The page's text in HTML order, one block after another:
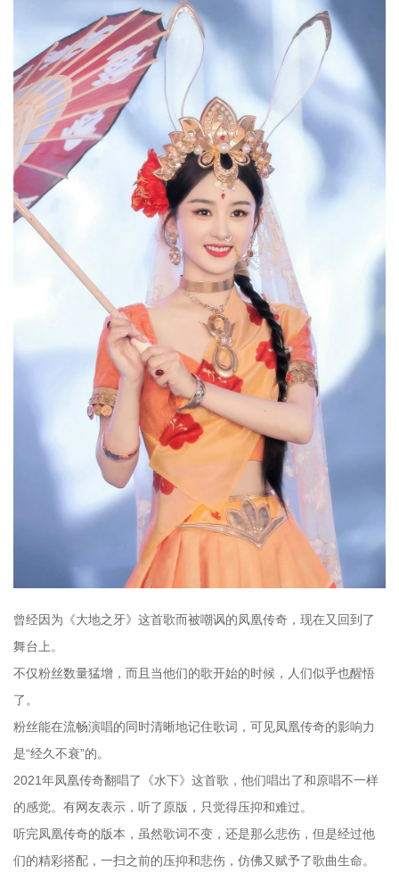
曾经因为《大地之牙》这首歌而被嘲讽的凤凰传奇，现在又回到了
舞台上。
不仅粉丝数量猛增，而且当他们的歌开始的时候，人们似乎也醒悟
了。
粉丝能在流畅演唱的同时清晰地记住歌词，可见凤凰传奇的影响力
是“经久不衰”的。
2021年凤凰传奇翻唱了《水下》这首歌，他们唱出了和原唱不一样
的感觉。有网友表示，听了原版，只觉得压抑和难过。
听完凤凰传奇的版本，虽然歌词不变，还是那么悲伤，但是经过他
们的精彩搭配，一扫之前的压抑和悲伤，仿佛又赋予了歌曲生命。